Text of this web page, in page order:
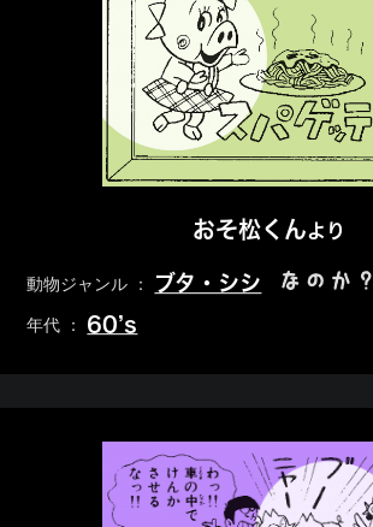
おそ松くんより
動物ジャンル ： ブタ・シシ なのか？
年代 ： 60’s